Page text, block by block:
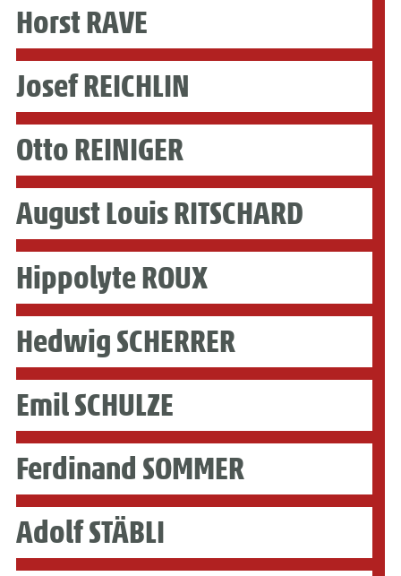
Horst RAVE
Josef REICHLIN
Otto REINIGER
August Louis RITSCHARD
Hippolyte ROUX
Hedwig SCHERRER
Emil SCHULZE
Ferdinand SOMMER
Adolf STÄBLI